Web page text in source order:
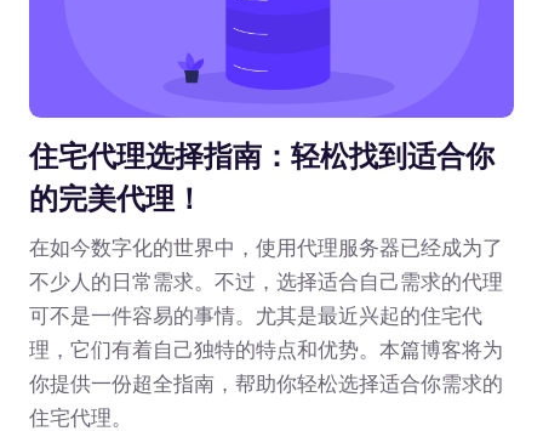
住宅代理选择指南：轻松找到适合你
的完美代理！
在如今数字化的世界中，使用代理服务器已经成为了
不少人的日常需求。不过，选择适合自己需求的代理
可不是一件容易的事情。尤其是最近兴起的住宅代
理，它们有着自己独特的特点和优势。本篇博客将为
你提供一份超全指南，帮助你轻松选择适合你需求的
住宅代理。